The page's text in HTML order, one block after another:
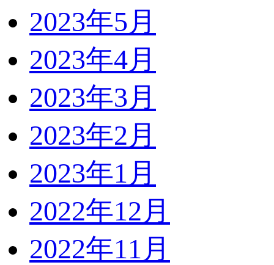
2023年5月
2023年4月
2023年3月
2023年2月
2023年1月
2022年12月
2022年11月